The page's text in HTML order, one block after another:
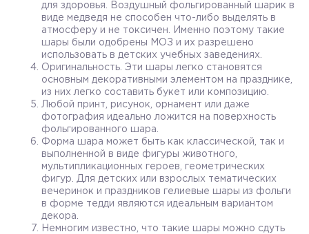
для здоровья. Воздушный фольгированный шарик в
виде медведя не способен что-либо выделять в
атмосферу и не токсичен. Именно поэтому такие
шары были одобрены МОЗ и их разрешено
использовать в детских учебных заведениях.
Оригинальность. Эти шары легко становятся
основным декоративными элементом на празднике,
из них легко составить букет или композицию.
Любой принт, рисунок, орнамент или даже
фотография идеально ложится на поверхность
фольгированного шара.
Форма шара может быть как классической, так и
выполненной в виде фигуры животного,
мультипликационных героев, геометрических
фигур. Для детских или взрослых тематических
вечеринок и праздников гелиевые шары из фольги
в форме тедди являются идеальным вариантом
декора.
Немногим известно, что такие шары можно сдуть